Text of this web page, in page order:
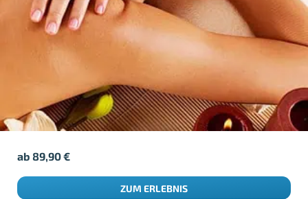
ab89,90€
ZUM ERLEBNIS